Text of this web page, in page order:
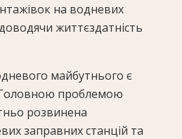
на водневих
життєздатність
майбутнього є
проблемою
розвинена
заправних станцій та